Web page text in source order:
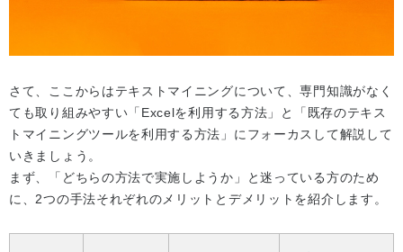
さて、ここからはテキストマイニングについて、専門知識がなく
ても取り組みやすい「Excelを利用する方法」と「既存のテキス
トマイニングツールを利用する方法」にフォーカスして解説して
いきましょう。
まず、「どちらの方法で実施しようか」と迷っている方のため
に、2つの手法それぞれのメリットとデメリットを紹介します。